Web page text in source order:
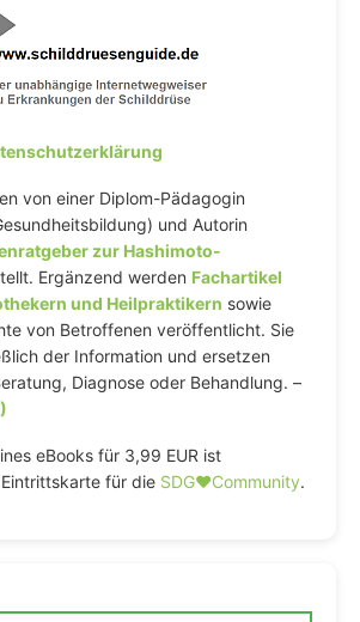
von einer Diplom-Pädagogin
und Autorin
zur Hashimoto-
Ergänzend werden Fachartikel
und Heilpraktikern sowie
von Betroffenen veröffentlicht. Sie
der Information und ersetzen
Diagnose oder Behandlung. –
eBooks für 3,99 EUR ist
für die SDG♥️Community.